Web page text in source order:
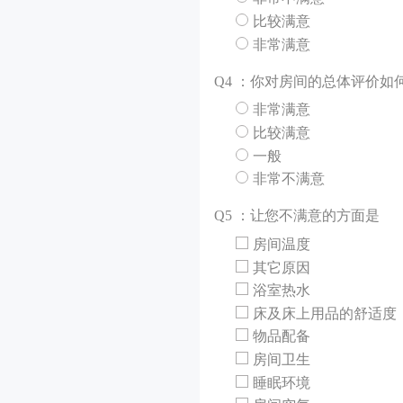
比较满意
非常满意
Q4 ：你对房间的总体评价如
非常满意
比较满意
一般
非常不满意
Q5 ：让您不满意的方面是
房间温度
其它原因
浴室热水
床及床上用品的舒适度
物品配备
房间卫生
睡眠环境